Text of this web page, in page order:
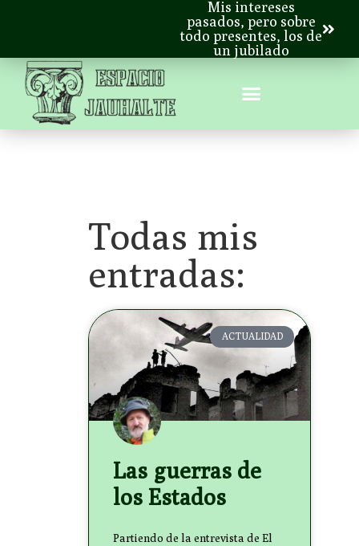
Mis intereses
pasados, pero sobre
todo presentes, los de
un jubilado
Todas mis
entradas:
ACTUALIDAD
Las guerras de
los Estados
Partiendo de la entrevista de El